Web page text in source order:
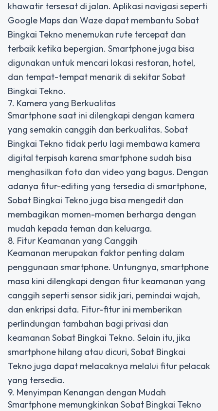
khawatir tersesat di jalan. Aplikasi navigasi seperti
Google Maps dan Waze dapat membantu Sobat
Bingkai Tekno menemukan rute tercepat dan
terbaik ketika bepergian. Smartphone juga bisa
digunakan untuk mencari lokasi restoran, hotel,
dan tempat-tempat menarik di sekitar Sobat
Bingkai Tekno.
7. Kamera yang Berkualitas
Smartphone saat ini dilengkapi dengan kamera
yang semakin canggih dan berkualitas. Sobat
Bingkai Tekno tidak perlu lagi membawa kamera
digital terpisah karena smartphone sudah bisa
menghasilkan foto dan video yang bagus. Dengan
adanya fitur-editing yang tersedia di smartphone,
Sobat Bingkai Tekno juga bisa mengedit dan
membagikan momen-momen berharga dengan
mudah kepada teman dan keluarga.
8. Fitur Keamanan yang Canggih
Keamanan merupakan faktor penting dalam
penggunaan smartphone. Untungnya, smartphone
masa kini dilengkapi dengan fitur keamanan yang
canggih seperti sensor sidik jari, pemindai wajah,
dan enkripsi data. Fitur-fitur ini memberikan
perlindungan tambahan bagi privasi dan
keamanan Sobat Bingkai Tekno. Selain itu, jika
smartphone hilang atau dicuri, Sobat Bingkai
Tekno juga dapat melacaknya melalui fitur pelacak
yang tersedia.
9. Menyimpan Kenangan dengan Mudah
Smartphone memungkinkan Sobat Bingkai Tekno